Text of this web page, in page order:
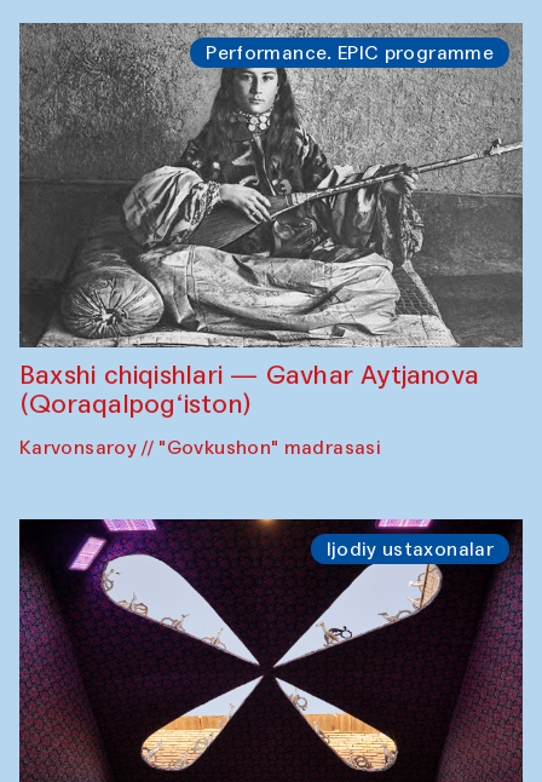
Performance. EPIC programme
Baxshi chiqishlari — Gavhar Aytjanova
(Qoraqalpog‘iston)
Karvonsaroy // "Govkushon" madrasasi
Ijodiy ustaxonalar